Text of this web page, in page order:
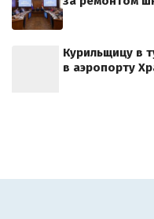
Курильщицу в
в аэропорту